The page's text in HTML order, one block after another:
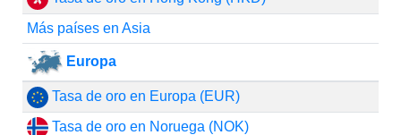
Más países en Asia
Europa
Tasa de oro en Europa (EUR)
Tasa de oro en Noruega (NOK)